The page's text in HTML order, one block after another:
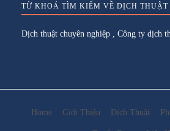
TỪ KHOÁ TÌM KIẾM VỀ DỊCH THUẬT
Dịch thuật chuyên nghiệp Công ty dịch
Home Giới Thiệu Dịch Thuật